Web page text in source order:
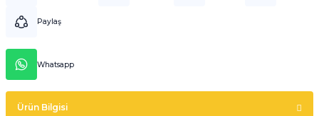
Paylaş
Whatsapp
Ürün Bilgisi